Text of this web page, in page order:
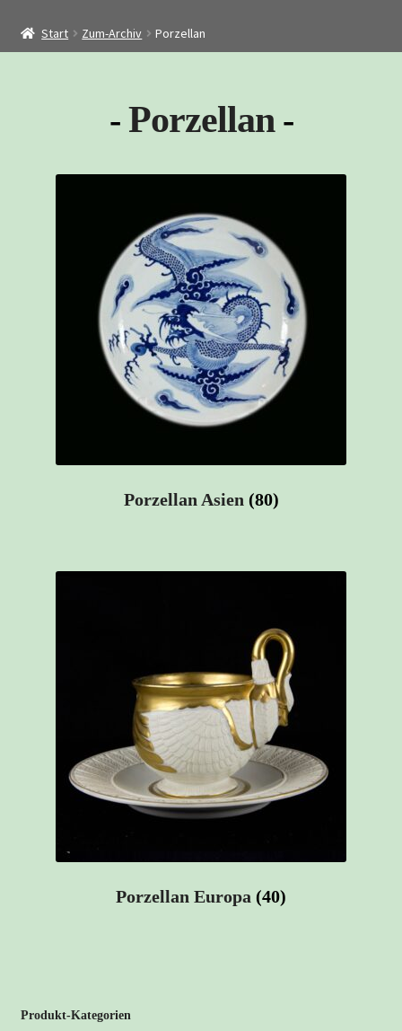
ShopStart Zum-Archiv Porzellan
Porzellan
Porzellan Asien (80)
Porzellan Europa (40)
Produkt-Kategorien